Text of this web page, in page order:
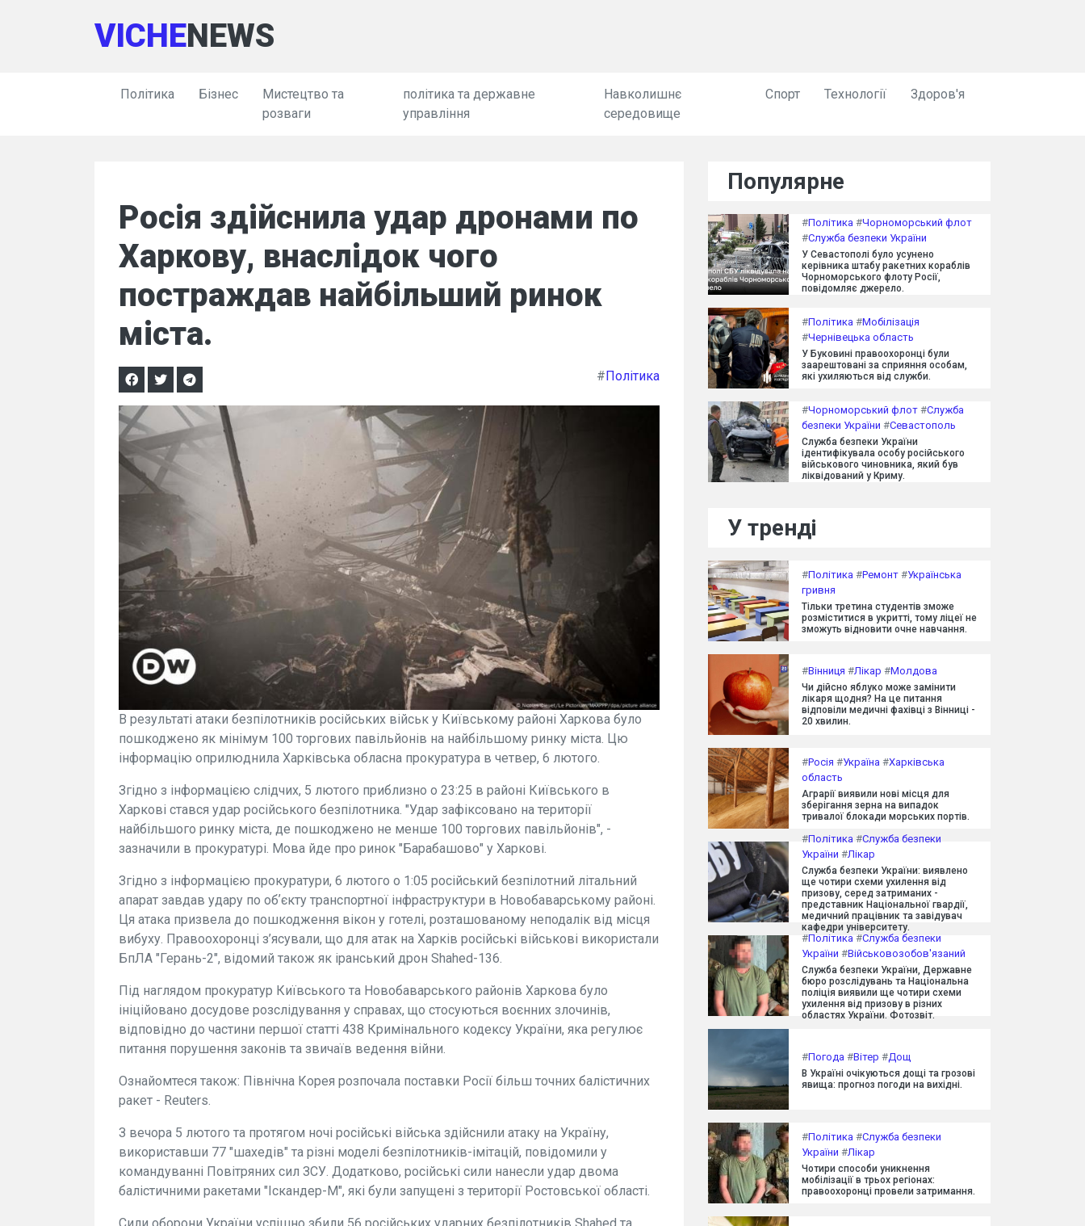
VICHENEWS
Політика Бізнес
Мистецтво та
розваги
політика та державне
управління
Навколишнє
середовище
Спорт Технології Здоров'я
Росія здійснила удар дронами по
Харкову, внаслідок чого
постраждав найбільший ринок
міста.
#Політика
В результаті атаки безпілотників російських військ у Київському районі Харкова було
пошкоджено як мінімум 100 торгових павільйонів на найбільшому ринку міста. Цю
інформацію оприлюднила Харківська обласна прокуратура в четвер, 6 лютого.
Згідно з інформацією слідчих, 5 лютого приблизно о 23:25 в районі Київського в
Харкові стався удар російського безпілотника. "Удар зафіксовано на території
найбільшого ринку міста, де пошкоджено не менше 100 торгових павільйонів", -
зазначили в прокуратурі. Мова йде про ринок "Барабашово" у Харкові.
Згідно з інформацією прокуратури, 6 лютого о 1:05 російський безпілотний літальний
апарат завдав удару по обʼєкту транспортної інфраструктури в Новобаварському районі.
Ця атака призвела до пошкодження вікон у готелі, розташованому неподалік від місця
вибуху. Правоохоронці з’ясували, що для атак на Харків російські військові використали
БпЛА "Герань-2", відомий також як іранський дрон Shahed-136.
Під наглядом прокуратур Київського та Новобаварського районів Харкова було
ініційовано досудове розслідування у справах, що стосуються воєнних злочинів,
відповідно до частини першої статті 438 Кримінального кодексу України, яка регулює
питання порушення законів та звичаїв ведення війни.
Ознайомтеся також: Північна Корея розпочала поставки Росії більш точних балістичних
ракет - Reuters.
З вечора 5 лютого та протягом ночі російські війська здійснили атаку на Україну,
використавши 77 "шахедів" та різні моделі безпілотників-імітацій, повідомили у
командуванні Повітряних сил ЗСУ. Додатково, російські сили нанесли удар двома
балістичними ракетами "Іскандер-М", які були запущені з території Ростовської області.
Популярне
#Політика #Чорноморський флот
#Служба безпеки України
У Севастополі було усунено
керівника штабу ракетних кораблів
Чорноморського флоту Росії,
повідомляє джерело.
#Політика #Мобілізація
#Чернівецька область
У Буковині правоохоронці були
заарештовані за сприяння особам,
які ухиляються від служби.
#Чорноморський флот #Служба
безпеки України #Севастополь
Служба безпеки України
ідентифікувала особу російського
військового чиновника, який був
ліквідований у Криму.
У тренді
#Політика #Ремонт #Українська
гривня
Тільки третина студентів зможе
розміститися в укритті, тому ліцеї не
зможуть відновити очне навчання.
#Вінниця #Лікар #Молдова
Чи дійсно яблуко може замінити
лікаря щодня? На це питання
відповіли медичні фахівці з Вінниці -
20 хвилин.
#Росія #Україна #Харківська
область
Аграрії виявили нові місця для
зберігання зерна на випадок
тривалої блокади морських портів.
#Політика #Служба безпеки
України #Лікар
Служба безпеки України: виявлено
ще чотири схеми ухилення від
призову, серед затриманих -
представник Національної гвардії,
медичний працівник та завідувач
кафедри університету.
#Політика #Служба безпеки
України #Військовозобов'язаний
Служба безпеки України, Державне
бюро розслідувань та Національна
поліція виявили ще чотири схеми
ухилення від призову в різних
областях України. Фотозвіт.
#Погода #Вітер #Дощ
В Україні очікуються дощі та грозові
явища: прогноз погоди на вихідні.
#Політика #Служба безпеки
України #Лікар
Чотири способи уникнення
мобілізації в трьох регіонах:
правоохоронці провели затримання.